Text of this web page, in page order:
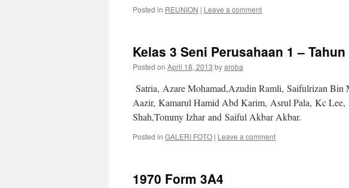
Posted in REUNION | Leave a comment
Kelas 3 Seni Perusahaan 1 – Tahun
Posted on April 18, 2013 byaroba
Satria, Azare Mohamad,Azudin Ramli, Saifulrizan
Aazir, Kamarul Hamid Abd Karim, Asrul Pala, Kc
Shah,Tommy Izhar and Saiful Akbar Akbar.
Posted in GALERI FOTO | Leave a comment
1970 Form 3A4